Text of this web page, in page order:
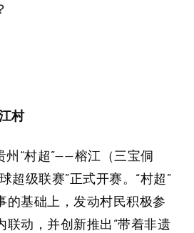
村
州“村超”——榕江（三宝侗
超级联赛”正式开赛。“村超”
的基础上，发动村民积极参
联动，并创新推出“带着非遗